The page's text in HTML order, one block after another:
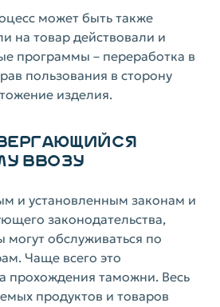
может быть также
на товар действовали и
программы – переработка в
пользования в сторону
изделия.
ВВОЗУ
и установленным законам и
законодательства,
могут обслуживаться по
Чаще всего это
прохождения таможни. Весь
продуктов и товаров